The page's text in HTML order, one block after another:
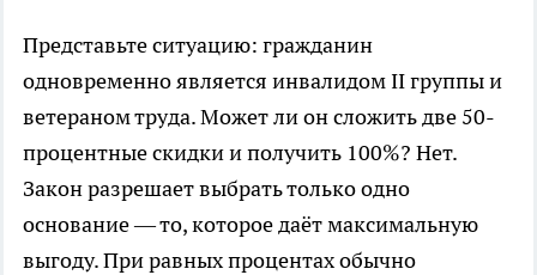
Представьте ситуацию: гражданин
одновременно является инвалидом II группы и
ветераном труда. Может ли он сложить две 50-
процентные скидки и получить 100%? Нет.
Закон разрешает выбрать только одно
основание — то, которое даёт максимальную
выгоду. При равных процентах обычно